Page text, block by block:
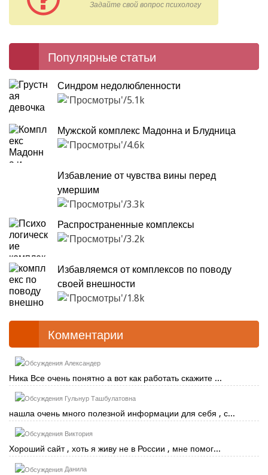
Задайте свой вопрос психологу
Популярные статьи
Синдром недолюбленности
5.1k
Мужской комплекс Мадонна и Блудница
4.6k
Избавление от чувства вины перед
умершим
3.3k
Распространенные комплексы
3.2k
Избавляемся от комплексов по поводу
своей внешности
1.8k
Комментарии
Александер
Ника Все очень понятно а вот как работать скажите ...
Гульнур Ташбулатовна
нашла очень много полезной информации для себя , с...
Виктория
Хороший сайт , хоть я живу не в России , мне помог...
Данила